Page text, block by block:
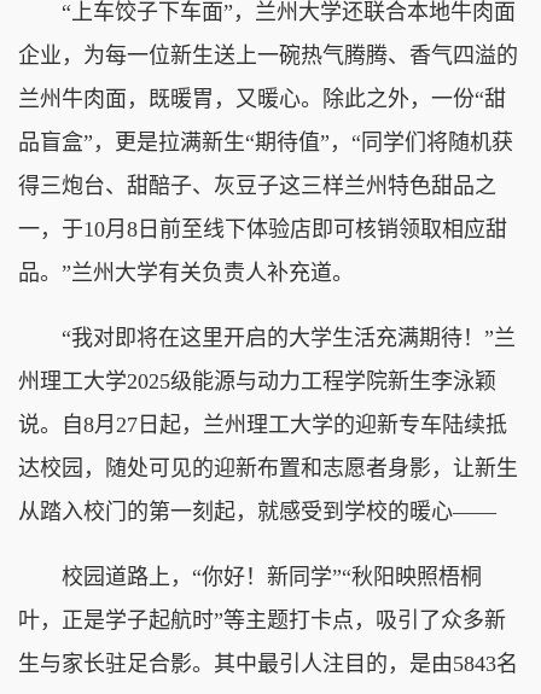
“上车饺子下车面”，兰州大学还联合本地牛肉面
企业，为每一位新生送上一碗热气腾腾、香气四溢的
兰州牛肉面，既暖胃，又暖心。除此之外，一份“甜
品盲盒”，更是拉满新生“期待值”，“同学们将随机获
得三炮台、甜醅子、灰豆子这三样兰州特色甜品之
一，于10月8日前至线下体验店即可核销领取相应甜
品。”兰州大学有关负责人补充道。
“我对即将在这里开启的大学生活充满期待！”兰
州理工大学2025级能源与动力工程学院新生李泳颖
说。自8月27日起，兰州理工大学的迎新专车陆续抵
达校园，随处可见的迎新布置和志愿者身影，让新生
从踏入校门的第一刻起，就感受到学校的暖心——
校园道路上，“你好！新同学”“秋阳映照梧桐
叶，正是学子起航时”等主题打卡点，吸引了众多新
生与家长驻足合影。其中最引人注目的，是由5843名